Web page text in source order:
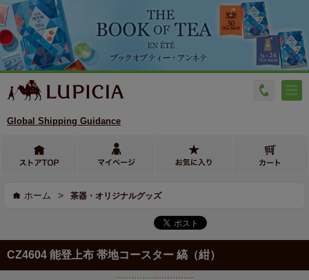
Global Shipping Guidance
ホーム > 茶器・オリジナルグッズ
CZ4604 能登上布 帯地コースター 縞（紺）